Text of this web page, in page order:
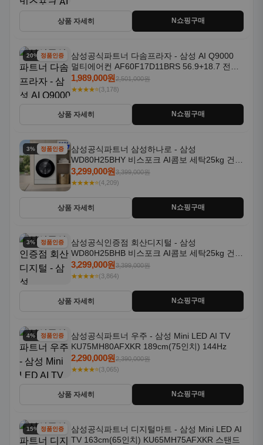
상품 자세히 N쇼핑구매
20% 할인정품인증
삼성공식파트너 다솜프라자 - 삼성 AI Q9000
멀티에어컨 AF60F17D11BRS 56.9+18.7 전국
기본설치포함
1,989,000원2,501,000원
★★★★⭐(3,178)
상품 자세히 N쇼핑구매
3% 할인정품인증
삼성공식파트너 삼성하나로 - 삼성
WD80H25BHY 비스포크 AI콤보 세탁25kg 건조
18kg 26년형 일체형 1등급
3,299,000원3,399,000원
★★★★⭐(4,209)
상품 자세히 N쇼핑구매
3% 할인정품인증
삼성공식인증점 회산디지털 - 삼성
WD80H25BHB 비스포크 AI콤보 세탁25kg 건조
18kg 26년형 일체형 1등급
3,299,000원3,399,000원
★★★★⭐(3,864)
상품 자세히 N쇼핑구매
4% 할인정품인증
삼성공식파트너 우주 - 삼성 Mini LED AI TV
KU75MH80AFXKR 189cm(75인치) 144Hz
2,290,000원2,390,000원
★★★★⭐(3,065)
상품 자세히 N쇼핑구매
15% 할인정품인증
삼성공식파트너 디지털마트 - 삼성 Mini LED AI
TV 163cm(65인치) KU65MH75AFXKR 스탠드